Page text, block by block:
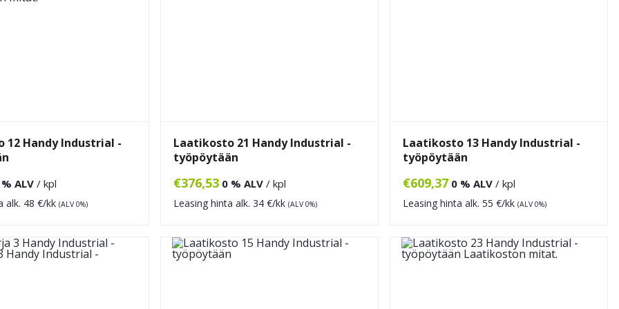
12 Handy Industrial -
ALV/ kpl
alk. 48 €/kk (ALV 0%)
Laatikosto 21 Handy Industrial -
työpöytään
€376,53 0 % ALV / kpl
Leasing hinta alk. 34 €/kk (ALV 0%)
Laatikosto 13 Handy Industrial -
työpöytään
€609,37 0 % ALV / kpl
Leasing hinta alk. 55 €/kk (ALV 0%)